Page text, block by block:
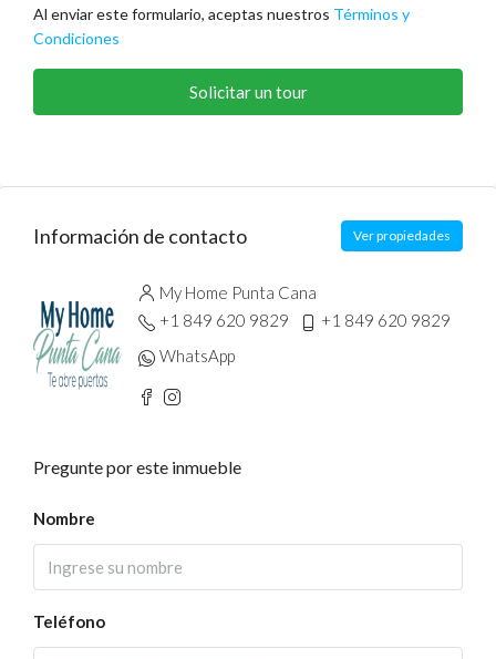
Al enviar este formulario, aceptas nuestros Términos y
Condiciones
Solicitar un tour
Información de contacto Ver propiedades
My Home Punta Cana
+1 849 620 9829
+1 849 620 9829
WhatsApp
Pregunte por este inmueble
Nombre
Teléfono